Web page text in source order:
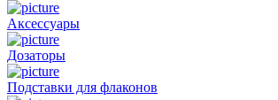
Аксессуары
Дозаторы
Подставки для флаконов